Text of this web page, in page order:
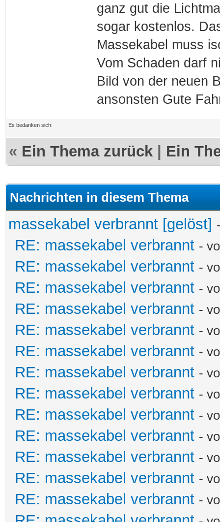
ganz gut die
sogar kostenlos.
Massekabel muss
Vom Schaden darf
Bild von der neuen
ansonsten Gute
Es bedanken sich:
« Ein Thema zurück Ein
Nachrichten in diesem Thema
massekabel verbrannt [gelöst]
RE: massekabel verbrannt -
RE: massekabel verbrannt -
RE: massekabel verbrannt -
RE: massekabel verbrannt -
RE: massekabel verbrannt -
RE: massekabel verbrannt -
RE: massekabel verbrannt -
RE: massekabel verbrannt -
RE: massekabel verbrannt -
RE: massekabel verbrannt -
RE: massekabel verbrannt -
RE: massekabel verbrannt -
RE: massekabel verbrannt -